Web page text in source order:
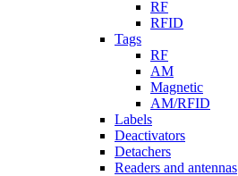
RF
RFID
Tags
RF
AM
Magnetic
AM/RFID
Labels
Deactivators
Detachers
Readers and antennas